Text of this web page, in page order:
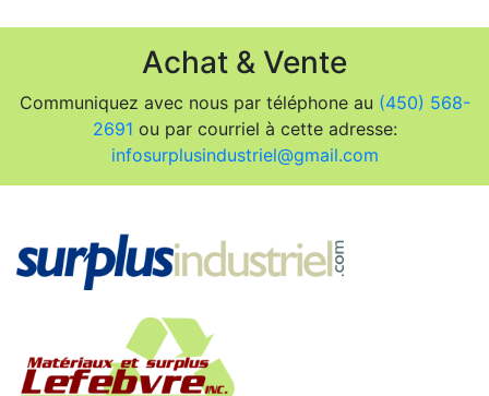
Achat & Vente
Communiquez avec nous par téléphone au (450) 568-
2691 ou par courriel à cette adresse:
infosurplusindustriel@gmail.com